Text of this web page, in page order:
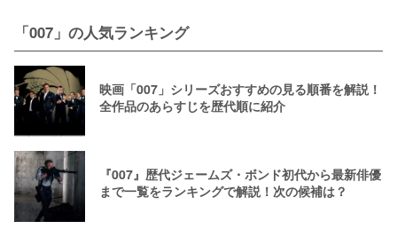
「007」の人気ランキング
映画「007」シリーズおすすめの見る順番を解説！
全作品のあらすじを歴代順に紹介
『007』歴代ジェームズ・ボンド初代から最新俳優
まで一覧をランキングで解説！次の候補は？